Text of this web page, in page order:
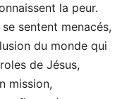
la peur.
sentent menacés,
du monde qui
de Jésus,
mission,